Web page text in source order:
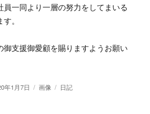
員一同より一層の努力をしてまいる
。
御支援御愛顧を賜りますようお願い
年1月7日
フ
画像
カ
日記